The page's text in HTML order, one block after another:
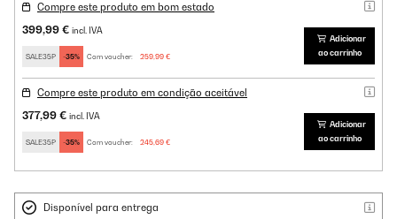
Compre este produto em bom estado
399,99 € incl. IVA
SALE35P -35% Com voucher: 259,99 €
Adicionar
ao carrinho
Compre este produto em condição aceitável
377,99 € incl. IVA
SALE35P -35% Com voucher: 245,69 €
Adicionar
ao carrinho
Disponível para entrega